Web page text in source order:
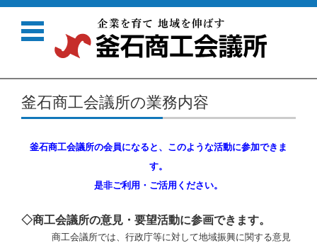
コンテンツに移動
釜石商工会議所の業務内容
釜石商工会議所の会員になると、このような活動に参加できま
す。
是非ご利用・ご活用ください。
◇商工会議所の意見・要望活動に参画できます。
商工会議所では、行政庁等に対して地域振興に関する意見